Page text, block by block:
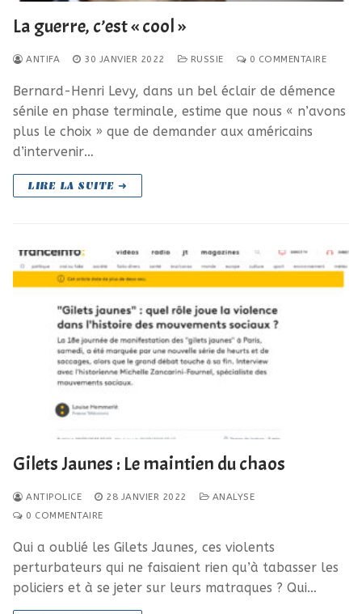
La guerre, c’est « cool »
ANTIFA 30 JANVIER 2022 RUSSIE 0 COMMENTAIRE
Bernard-Henri Levy, dans un bel éclair de démence
sénile en phase terminale, estime que nous « n’avons
plus le choix » que de demander aux américains
d’intervenir…
LIRE LA SUITE ➜
Gilets Jaunes : Le maintien du chaos
ANTIPOLICE 28 JANVIER 2022
ANALYSE
0 COMMENTAIRE
Qui a oublié les Gilets Jaunes, ces violents
perturbateurs qui ne faisaient rien qu’à tabasser les
policiers et à se jeter sur leurs matraques ? Qui…